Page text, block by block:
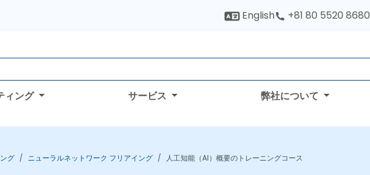
English +81 80 5520 8680
ィング サービス 弊社について
グ ニューラルネットワーク フリアイング 人工知能（AI）概要のトレーニングコース